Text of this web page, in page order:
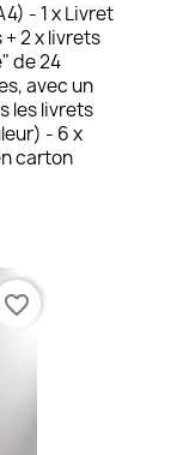
- 1 x Livret
2 x livrets
de 24
avec un
les livrets
- 6 x
carton
favorite_border